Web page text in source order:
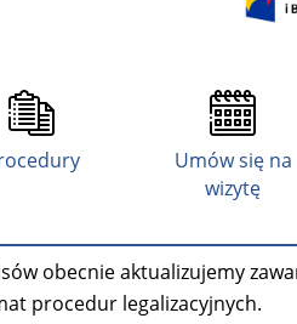
Umów się na
wizytę
obecnie aktualizujemy
procedur legalizacyjnych.